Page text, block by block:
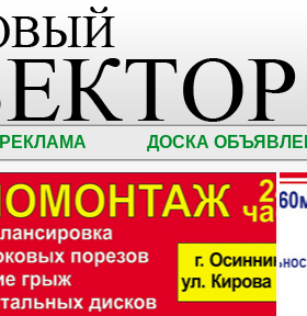
РЕКЛАМА ДОСКА